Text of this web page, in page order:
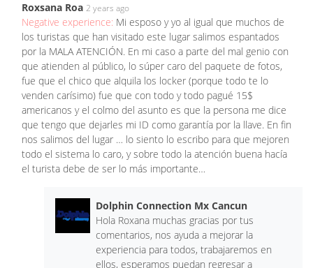
Roxsana Roa 2 years ago
Negative experience: Mi esposo y yo al igual que muchos de
los turistas que han visitado este lugar salimos espantados
por la MALA ATENCIÓN. En mi caso a parte del mal genio con
que atienden al público, lo súper caro del paquete de fotos,
fue que el chico que alquila los locker (porque todo te lo
venden carísimo) fue que con todo y todo pagué 15$
americanos y el colmo del asunto es que la persona me dice
que tengo que dejarles mi ID como garantía por la llave. En fin
nos salimos del lugar … lo siento lo escribo para que mejoren
todo el sistema lo caro, y sobre todo la atención buena hacía
el turista debe de ser lo más importante…
Dolphin Connection Mx Cancun
Hola Roxana muchas gracias por tus
comentarios, nos ayuda a mejorar la
experiencia para todos, trabajaremos en
ellos, esperamos puedan regresar a